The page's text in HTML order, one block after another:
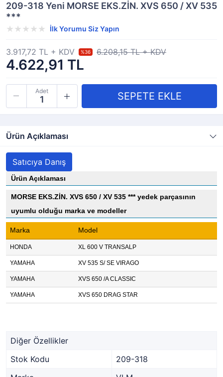
209-318 Yeni MORSE EKS.ZİN. XVS 650 / XV 535
***
İlk Yorumu Siz Yapın
4.622,91 TL
3.917,72 TL + KDV %36 6.208,15 TL + KDV
Adet
Ürün Açıklaması
Satıcıya Danış
Ürün Açıklaması
MORSE EKS.ZİN. XVS 650 / XV 535 *** yedek parçasının
uyumlu olduğu marka ve modeller
Marka Model
HONDA XL 600 V TRANSALP
YAMAHA XV 535 S/ SE VIRAGO
YAMAHA XVS 650 /A CLASSIC
YAMAHA XVS 650 DRAG STAR
Diğer Özellikler
Stok Kodu
209-318